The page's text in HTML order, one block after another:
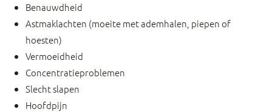
Benauwdheid
Astmaklachten (moeite met ademhalen, piepen of
hoesten)
Vermoeidheid
Concentratieproblemen
Slecht slapen
Hoofdpijn